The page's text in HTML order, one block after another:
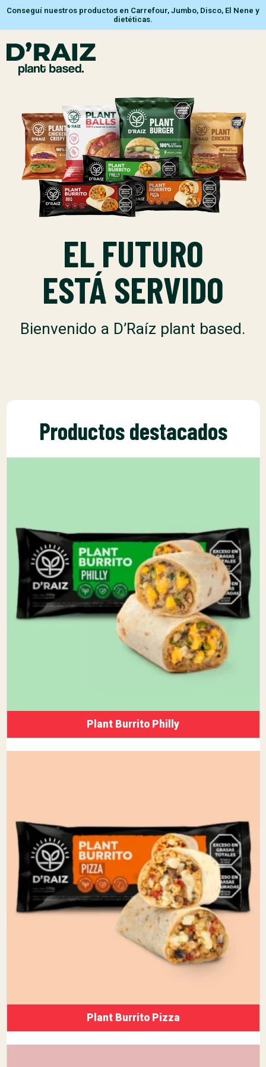
Conseguí nuestros productos en Carrefour, Jumbo, Disco, El Nene y
dietéticas.
EL FUTURO
ESTÁ SERVIDO
Bienvenido a D’Raíz plant based.
Productos destacados
Plant Burrito Philly
Plant Burrito Pizza